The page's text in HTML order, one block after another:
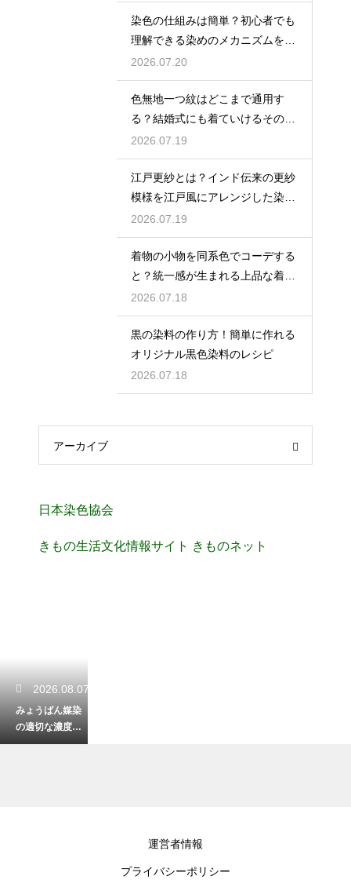
染色の仕組みは簡単？初心者でも
理解できる染めのメカニズムを解
説
2026.07.20
色無地一つ紋はどこまで通用す
る？結婚式にも着ていけるその格
とマナーを詳しく解説
2026.07.19
江戸更紗とは？インド伝来の更紗
模様を江戸風にアレンジした染織
品を解説
2026.07.19
着物の小物を同系色でコーデする
と？統一感が生まれる上品な着こ
なしのヒントを解説
2026.07.18
黒の染料の作り方！簡単に作れる
オリジナル黒色染料のレシピ
2026.07.18
アーカイブ
日本染色協会
きもの生活文化情報サイト きものネット
2026.08.07
みょうばん媒染
の適切な濃度と
計算！綺麗に染
運営者情報
プライバシーポリシー